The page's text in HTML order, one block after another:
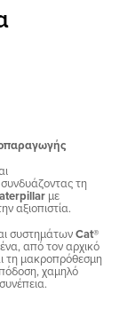
τη
με
αξιοπιστία.
συστημάτωνCat®
από τον αρχικό
τη μακροπρόθεσμη
χαμηλό